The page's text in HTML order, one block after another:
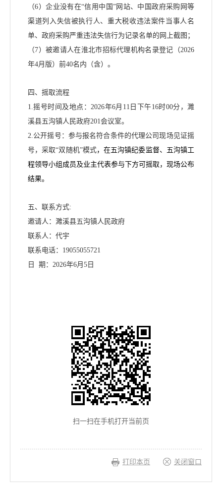
（6）企业没有在“信用中国”网站、中国政府采购网等
渠道列入失信被执行人、重大税收违法案件当事人名
单、政府采购严重违法失信行为记录名单的网上截图；
（7） 被邀请人在淮北市招标代理机构名录登记 （2026
年4月版）前40名内（含）。
四、摇取流程
1.摇号时间及地点：2026年6月11日下午16时00分，濉
溪县五沟镇人民政府201会议室。
2.公开摇号：参与报名符合条件的代理公司现场见证摇
号，采取“双随机”模式，在五沟镇纪委监督、五沟镇工
程领导小组成员及业主代表参与下方可摇取， 现场公布
结果。
五、联系方式:
邀请人：濉溪县五沟镇人民政府
联系人：代宇
联系电话： 19055055721
日
期： 2026年6月 5 日
扫一扫在手机打开当前页
打印本页 关闭窗口